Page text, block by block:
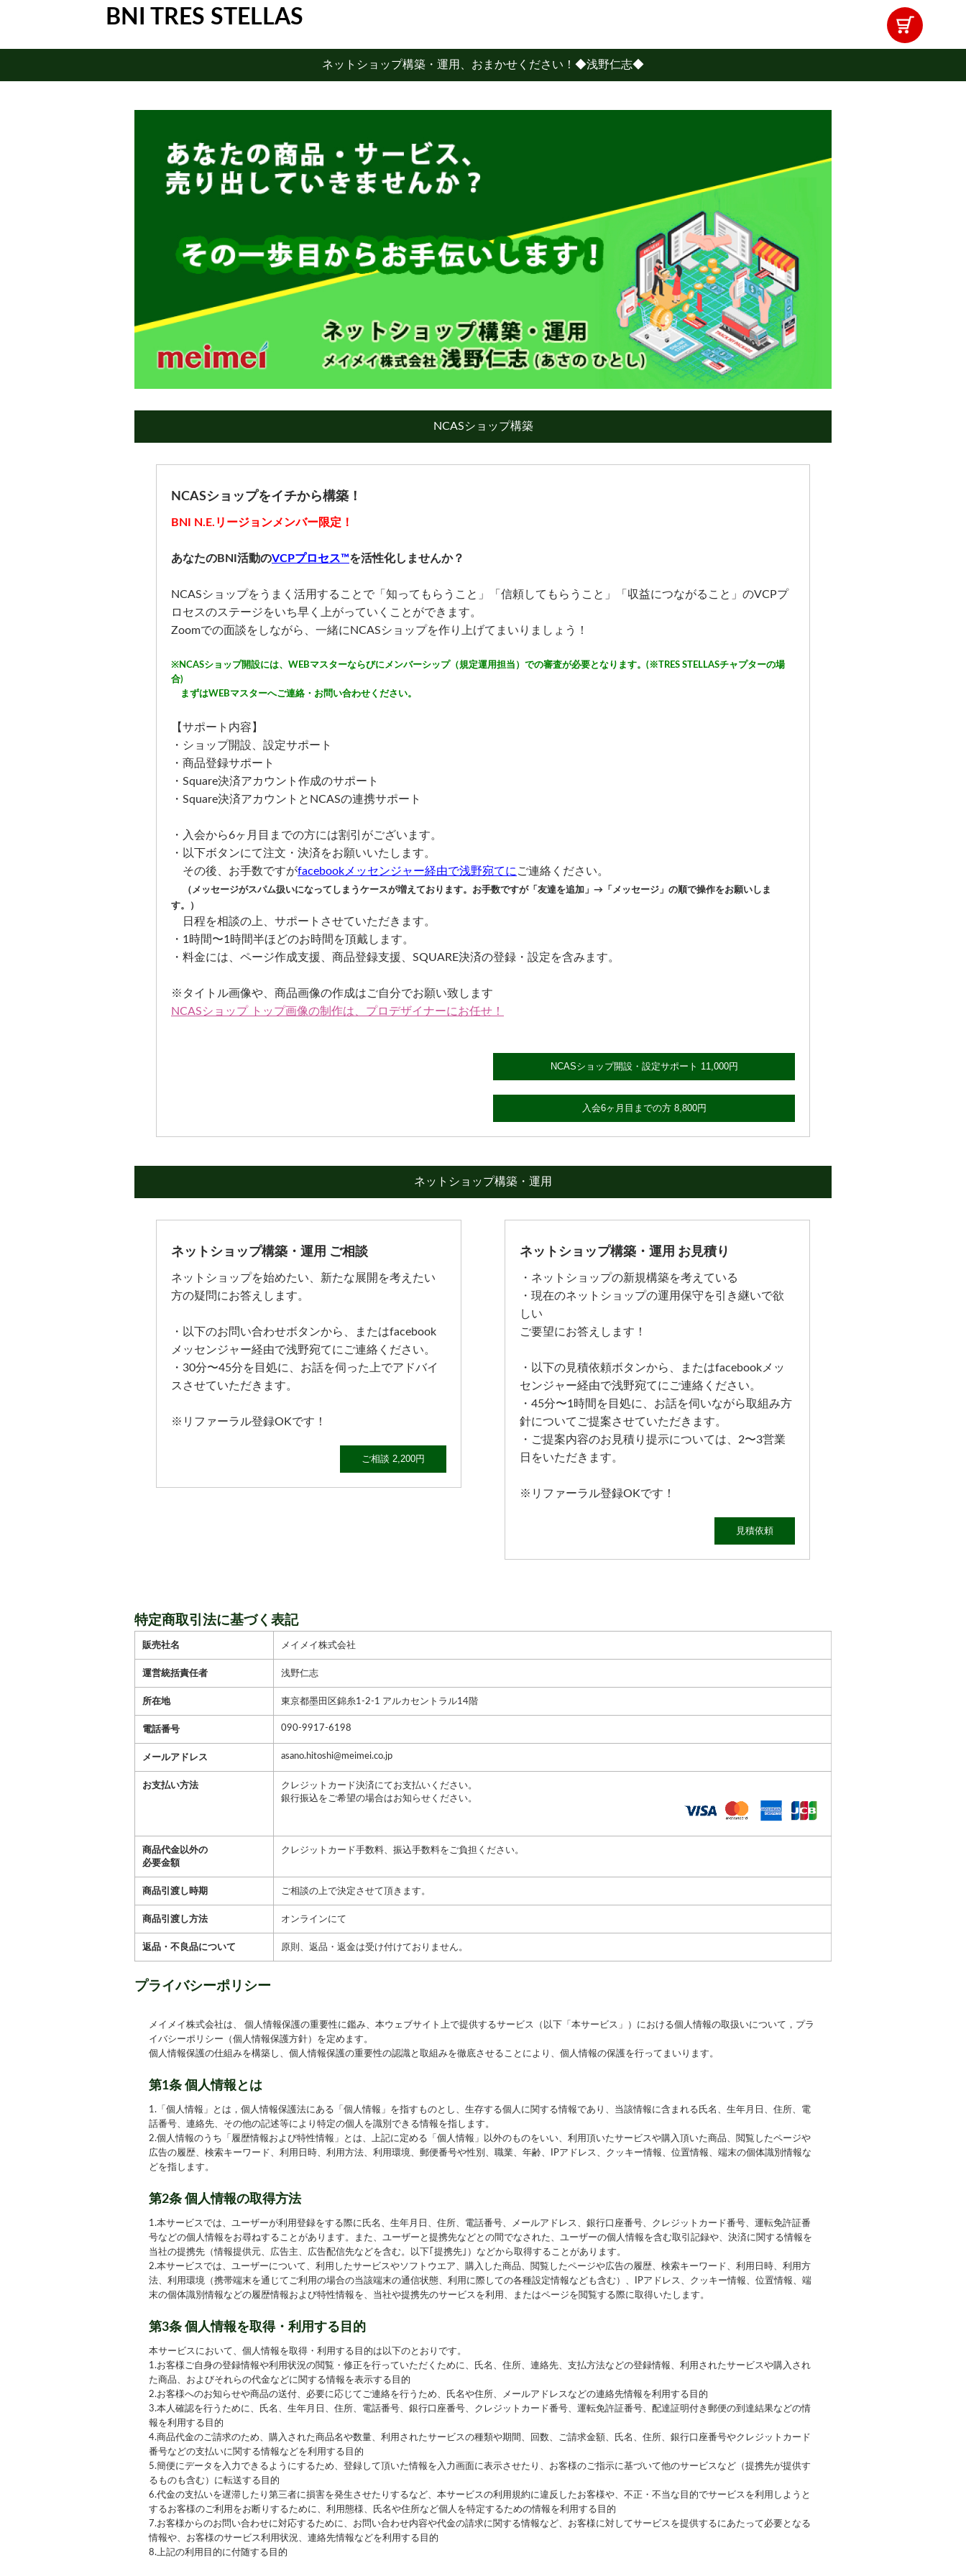
BNI TRES STELLAS
ネットショップ構築・運用、おまかせください！◆浅野仁志◆
NCASショップ構築
NCASショップをイチから構築！
BNI N.E.リージョンメンバー限定！
あなたのBNI活動のVCPプロセス™を活性化しませんか？
NCASショップをうまく活用することで「知ってもらうこと」「信頼してもらうこと」「収益につながること」のVCPプ
ロセスのステージをいち早く上がっていくことができます。
Zoomでの面談をしながら、一緒にNCASショップを作り上げてまいりましょう！
※NCASショップ開設には、WEBマスターならびにメンバーシップ（規定運用担当）での審査が必要となります。(※TRES STELLASチャプターの場
合)
まずはWEBマスターへご連絡・お問い合わせください。
【サポート内容】
・ショップ開設、設定サポート
・商品登録サポート
・Square決済アカウント作成のサポート
・Square決済アカウントとNCASの連携サポート
・入会から6ヶ月目までの方には割引がございます。
・以下ボタンにて注文・決済をお願いいたします。
その後、お手数ですがfacebookメッセンジャー経由で浅野宛てに ご連絡ください。
（メッセージがスパム扱いになってしまうケースが増えております。お手数ですが「友達を追加」→「メッセージ」の順で操作をお願いしま
す。）
日程を相談の上、サポートさせていただきます。
・1時間〜1時間半ほどのお時間を頂戴します。
・料金には、ページ作成支援、商品登録支援、SQUARE決済の登録・設定を含みます。
※タイトル画像や、商品画像の作成はご自分でお願い致します
NCASショップ トップ画像の制作は、プロデザイナーにお任せ！
NCASショップ開設・設定サポート 11,000円
入会6ヶ月目までの方 8,800円
ネットショップ構築・運用
ネットショップ構築・運用 ご相談
ネットショップを始めたい、新たな展開を考えたい
方の疑問にお答えします。
・以下のお問い合わせボタンから、またはfacebook
メッセンジャー経由で浅野宛てにご連絡ください。
・30分〜45分を目処に、お話を伺った上でアドバイ
スさせていただきます。
※リファーラル登録OKです！
ご相談 2,200円
ネットショップ構築・運用 お見積り
・ネットショップの新規構築を考えている
・現在のネットショップの運用保守を引き継いで欲
しい
ご要望にお答えします！
・以下の見積依頼ボタンから、またはfacebookメッ
センジャー経由で浅野宛てにご連絡ください。
・45分〜1時間を目処に、お話を伺いながら取組み方
針についてご提案させていただきます。
・ご提案内容のお見積り提示については、2〜3営業
日をいただきます。
※リファーラル登録OKです！
見積依頼
特定商取引法に基づく表記
販売社名 メイメイ株式会社
運営統括責任者 浅野仁志
所在地 東京都墨田区錦糸1-2-1 アルカセントラル14階
電話番号 090-9917-6198
メールアドレス asano.hitoshi@meimei.co.jp
お支払い方法
クレジットカード決済にてお支払いください。
銀行振込をご希望の場合はお知らせください。
商品代金以外の
必要金額
クレジットカード手数料、振込手数料をご負担ください。
商品引渡し時期 ご相談の上で決定させて頂きます。
商品引渡し方法 オンラインにて
返品・不良品について 原則、返品・返金は受け付けておりません。
プライバシーポリシー
メイメイ株式会社は、 個人情報保護の重要性に鑑み、本ウェブサイト上で提供するサービス（以下「本サービス」）における個人情報の取扱いについて，プラ
イバシーポリシー（個人情報保護方針）を定めます。
個人情報保護の仕組みを構築し、個人情報保護の重要性の認識と取組みを徹底させることにより、個人情報の保護を行ってまいります。
第1条 個人情報とは
1.「個人情報」とは，個人情報保護法にある「個人情報」を指すものとし、生存する個人に関する情報であり、当該情報に含まれる氏名、生年月日、住所、電
話番号、連絡先、その他の記述等により特定の個人を識別できる情報を指します。
2.個人情報のうち「履歴情報および特性情報」とは、上記に定める「個人情報」以外のものをいい、利用頂いたサービスや購入頂いた商品、閲覧したページや
広告の履歴、検索キーワード、利用日時、利用方法、利用環境、郵便番号や性別、職業、年齢、IPアドレス、クッキー情報、位置情報、端末の個体識別情報な
どを指します。
第2条 個人情報の取得方法
1.本サービスでは、ユーザーが利用登録をする際に氏名、生年月日、住所、電話番号、メールアドレス、銀行口座番号、クレジットカード番号、運転免許証番
号などの個人情報をお尋ねすることがあります。また、ユーザーと提携先などとの間でなされた、ユーザーの個人情報を含む取引記録や、決済に関する情報を
当社の提携先（情報提供元、広告主、広告配信先などを含む。以下｢提携先｣）などから取得することがあります。
2.本サービスでは、ユーザーについて、利用したサービスやソフトウエア、購入した商品、閲覧したページや広告の履歴、検索キーワード、利用日時、利用方
法、利用環境（携帯端末を通じてご利用の場合の当該端末の通信状態、利用に際しての各種設定情報なども含む）、IPアドレス、クッキー情報、位置情報、端
末の個体識別情報などの履歴情報および特性情報を、当社や提携先のサービスを利用、またはページを閲覧する際に取得いたします。
第3条 個人情報を取得・利用する目的
本サービスにおいて、個人情報を取得・利用する目的は以下のとおりです。
1.お客様ご自身の登録情報や利用状況の閲覧・修正を行っていただくために、氏名、住所、連絡先、支払方法などの登録情報、利用されたサービスや購入され
た商品、およびそれらの代金などに関する情報を表示する目的
2.お客様へのお知らせや商品の送付、必要に応じてご連絡を行うため、氏名や住所、メールアドレスなどの連絡先情報を利用する目的
3.本人確認を行うために、氏名、生年月日、住所、電話番号、銀行口座番号、クレジットカード番号、運転免許証番号、配達証明付き郵便の到達結果などの情
報を利用する目的
4.商品代金のご請求のため、購入された商品名や数量、利用されたサービスの種類や期間、回数、ご請求金額、氏名、住所、銀行口座番号やクレジットカード
番号などの支払いに関する情報などを利用する目的
5.簡便にデータを入力できるようにするため、登録して頂いた情報を入力画面に表示させたり、お客様のご指示に基づいて他のサービスなど（提携先が提供す
るものも含む）に転送する目的
6.代金の支払いを遅滞したり第三者に損害を発生させたりするなど、本サービスの利用規約に違反したお客様や、不正・不当な目的でサービスを利用しようと
するお客様のご利用をお断りするために、利用態様、氏名や住所など個人を特定するための情報を利用する目的
7.お客様からのお問い合わせに対応するために、お問い合わせ内容や代金の請求に関する情報など、お客様に対してサービスを提供するにあたって必要となる
情報や、お客様のサービス利用状況、連絡先情報などを利用する目的
8.上記の利用目的に付随する目的